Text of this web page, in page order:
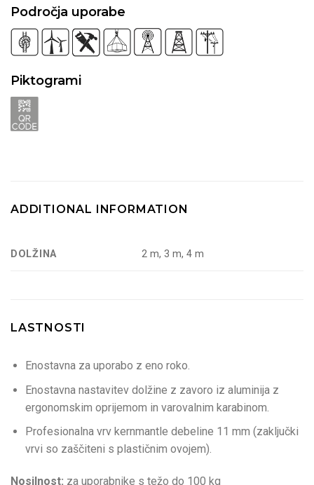
Področja uporabe
Piktogrami
ADDITIONAL INFORMATION
DOLŽINA 2 m, 3 m, 4 m
LASTNOSTI
Enostavna za uporabo z eno roko.
Enostavna nastavitev dolžine z zavoro iz aluminija z
ergonomskim oprijemom in varovalnim karabinom.
Profesionalna vrv kernmantle debeline 11 mm (zaključki
vrvi so zaščiteni s plastičnim ovojem).
Nosilnost: za uporabnike s težo do 100 kg